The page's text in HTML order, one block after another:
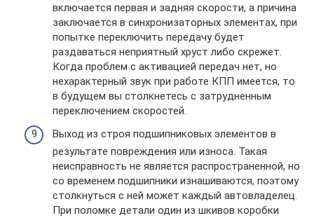
включается первая и задняя скорости, а причина
заключается в синхронизаторных элементах, при
попытке переключить передачу будет
раздаваться неприятный хруст либо скрежет.
Когда проблем с активацией передач нет, но
нехарактерный звук при работе КПП имеется, то
в будущем вы столкнетесь с затрудненным
переключением скоростей.
Выход из строя подшипниковых элементов в
результате повреждения или износа. Такая
неисправность не является распространенной, но
со временем подшипники изнашиваются, поэтому
столкнуться с ней может каждый автовладелец.
При поломке детали один из шкивов коробки